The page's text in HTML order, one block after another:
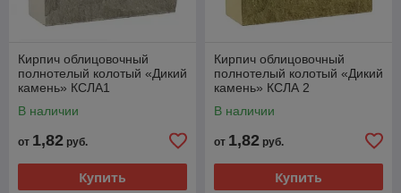
Кирпич облицовочный
полнотелый колотый «Дикий
камень» КСЛА1
В наличии
от 1,82 руб.
Купить
Кирпич облицовочный
полнотелый колотый «Дикий
камень» КСЛА 2
В наличии
от 1,82 руб.
Купить